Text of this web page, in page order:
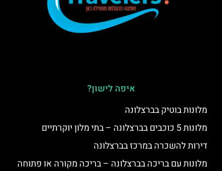
איפה לישון?
מלונות בוטיק בברצלונה
מלונות 5 כוכבים בברצלונה – בתי מלון יוקרתיים
דירות להשכרה במרכז בברצלונה
מלונות עם בריכה בברצלונה – בריכה מקורה או פתוחה